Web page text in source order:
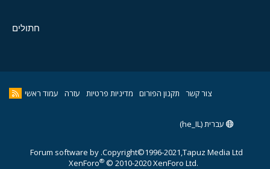
חתולים
צור קשר תקנון הפורום מדיניות פרטיות עזרה עמוד ראשי
עברית (he_IL)
Copyright©1996-2021,Tapuz Media Ltd.
Forum software by
XenForo® © 2010-2020 XenForo Ltd.